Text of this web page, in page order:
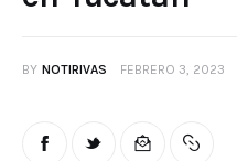
Espectáculos
BY NOTIRIVAS FEBRERO 3, 2023